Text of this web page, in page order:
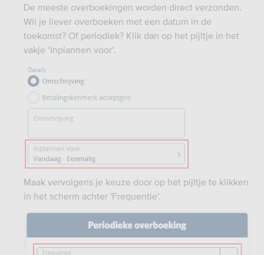
De meeste overboekingen worden direct verzonden.
Wil je liever overboeken met een datum in de
toekomst? Of periodiek? Klik dan op het pijltje in het
vakje ‘Inplannen voor’.
Maak vervolgens je keuze door op het pijltje te klikken
in het scherm achter 'Frequentie'.